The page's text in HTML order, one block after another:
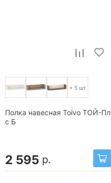
+ 5 шт.
Полка навесная Toivo ТОЙ-Пл
с Б
2 595 р.